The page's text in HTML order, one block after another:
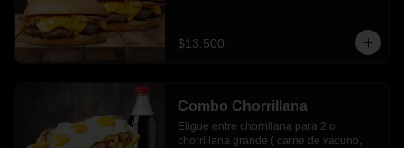
$13.500
Combo Chorrillana
Eligue entre chorrillana para 2 o
chorrillana grande ( carne de vacuno,